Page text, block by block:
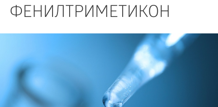
ФЕНИЛТРИМЕТИКОН
КРАСОТА
ДОМ
БИЗНЕС